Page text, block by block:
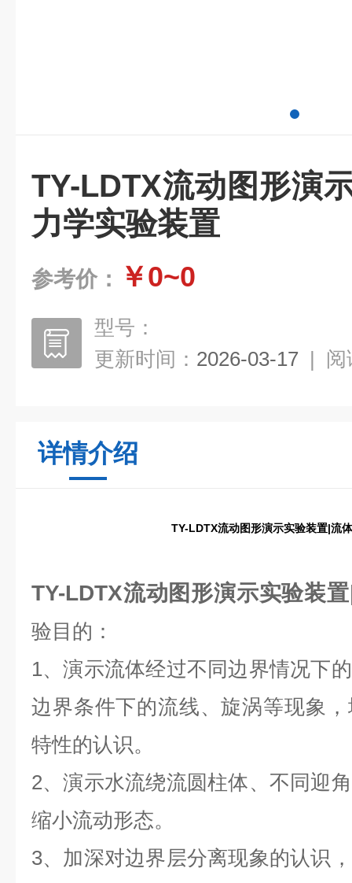
TY-LDTX流动图形演
力学实验装置
参考价： ￥0~0
型号：
更新时间： 2026-03-17 | 阅
详情介绍
TY-LDTX流动图形演示实验装置|流
TY-LDTX流动图形演示实验装
验目的：
1、演示流体经过不同边界情况下
边界条件下的流线、旋涡等现象
特性的认识。
2、演示水流绕流圆柱体、不同迎
缩小流动形态。
3、加深对边界层分离现象的认识